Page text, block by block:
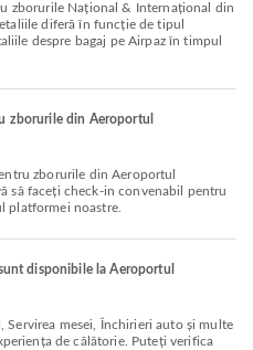
diferă în funcție de tipul
despre bagaj pe Airpaz în timpul
zborurile din Aeroportul
să faceți check-in convenabil pentru
platformei noastre.
disponibile la Aeroportul
de călătorie. Puteți verifica